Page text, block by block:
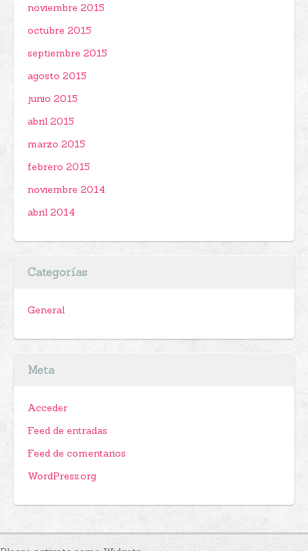
noviembre 2015
octubre 2015
septiembre 2015
agosto 2015
junio 2015
abril 2015
marzo 2015
febrero 2015
noviembre 2014
abril 2014
Categorías
General
Meta
Acceder
Feed de entradas
Feed de comentarios
WordPress.org